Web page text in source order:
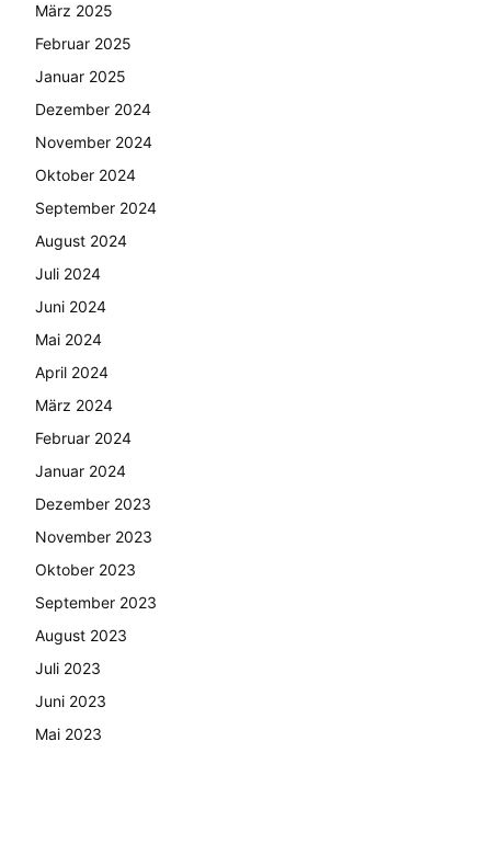
März 2025
Februar 2025
Januar 2025
Dezember 2024
November 2024
Oktober 2024
September 2024
August 2024
Juli 2024
Juni 2024
Mai 2024
April 2024
März 2024
Februar 2024
Januar 2024
Dezember 2023
November 2023
Oktober 2023
September 2023
August 2023
Juli 2023
Juni 2023
Mai 2023